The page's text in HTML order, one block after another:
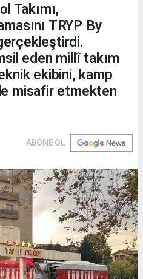
Takımı,
TRYP By
eden millî takım
ekibini, kamp
misafir etmekten
ABONE OL